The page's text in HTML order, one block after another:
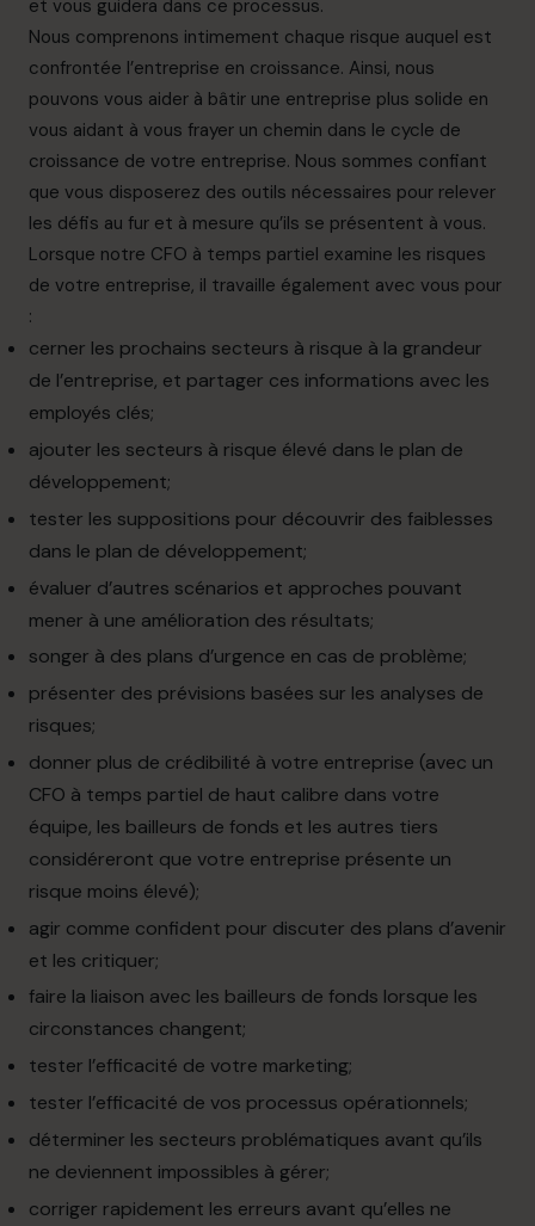
et vous guidera dans ce processus.
Nous comprenons intimement chaque risque auquel est
confrontée l’entreprise en croissance. Ainsi, nous
pouvons vous aider à bâtir une entreprise plus solide en
vous aidant à vous frayer un chemin dans le cycle de
croissance de votre entreprise. Nous sommes confiant
que vous disposerez des outils nécessaires pour relever
les défis au fur et à mesure qu’ils se présentent à vous.
Lorsque notre CFO à temps partiel examine les risques
de votre entreprise, il travaille également avec vous pour
:
cerner les prochains secteurs à risque à la grandeur
de l’entreprise, et partager ces informations avec les
employés clés;
ajouter les secteurs à risque élevé dans le plan de
développement;
tester les suppositions pour découvrir des faiblesses
dans le plan de développement;
évaluer d’autres scénarios et approches pouvant
mener à une amélioration des résultats;
songer à des plans d’urgence en cas de problème;
présenter des prévisions basées sur les analyses de
risques;
donner plus de crédibilité à votre entreprise (avec un
CFO à temps partiel de haut calibre dans votre
équipe, les bailleurs de fonds et les autres tiers
considéreront que votre entreprise présente un
risque moins élevé);
agir comme confident pour discuter des plans d’avenir
et les critiquer;
faire la liaison avec les bailleurs de fonds lorsque les
circonstances changent;
tester l’efficacité de votre marketing;
tester l’efficacité de vos processus opérationnels;
déterminer les secteurs problématiques avant qu’ils
ne deviennent impossibles à gérer;
corriger rapidement les erreurs avant qu’elles ne